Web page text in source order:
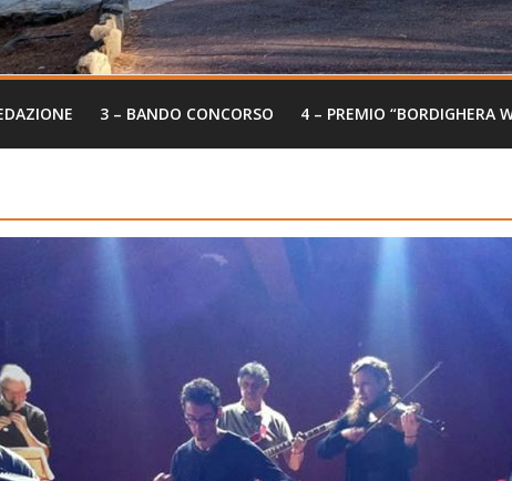
3 – BANDO CONCORSO 4 – PREMIO “BORDIGHERA